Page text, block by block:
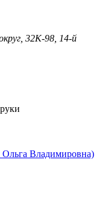
32К-98, 14-й
Владимировна)